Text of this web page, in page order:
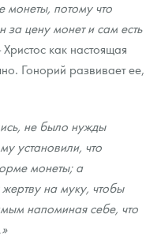
монеты, потому что
цену монет и сам есть
как настоящая
Гонорий развивает ее,
не было нужды
установили, что
монеты; а
на муку, чтобы
напоминая себе, что